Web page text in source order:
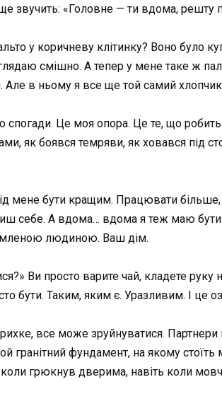
звучить: «Головне — ти вдома, решту
у коричневу клітинку? Воно було
смішно. А тепер у мене таке ж
Але в ньому я все ще той самий
Це моя опора. Це те, що
як боявся темряви, як ховався під
бути кращим. Працювати більше,
себе. А вдома… вдома я теж маю
людиною. Ваш дім.
Ви просто варите чай, кладете
бути. Таким, яким є. Уразливим. І це
все може зруйнуватися. Партнери
гранітний фундамент, на якому
коли грюкнув дверима, навіть коли